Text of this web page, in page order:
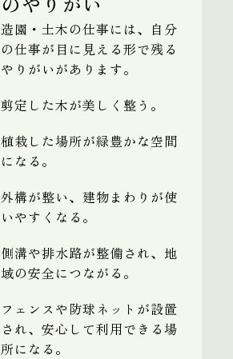
造園・土木の仕事には、自分
の仕事が目に見える形で残る
やりがいがあります。
剪定した木が美しく整う。
植栽した場所が緑豊かな空間
になる。
外構が整い、建物まわりが使
いやすくなる。
側溝や排水路が整備され、地
域の安全につながる。
フェンスや防球ネットが設置
され、安心して利用できる場
所になる。